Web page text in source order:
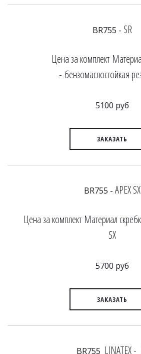
BR755 - SR
Цена за комплект
- бензомаслостойкая
5100 руб
ЗАКАЗАТЬ
BR755 - APEX SX
Цена за комплект Материал
SX
5700 руб
ЗАКАЗАТЬ
BR755 LINATEX -